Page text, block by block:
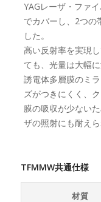
YAGレーザ・ファ
でカバーし、2つの
した。
高い反射率を実現
ても、光量は大幅に
誘電体多層膜のミ
ズがつきにくく、
膜の吸収が少ない
ザの照射にも耐えら
TFMMW共通仕様
材質